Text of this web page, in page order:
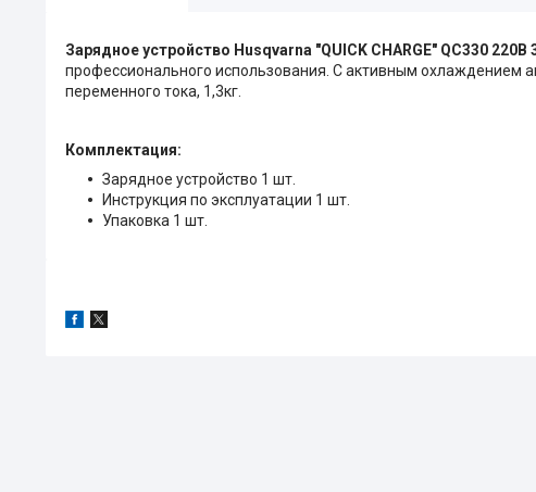
Зарядное устройство Husqvarna "QUICK CHARGE" QC330 220В
профессионального использования. С активным охлаждением
переменного тока, 1,3кг.
Комплектация:
Зарядное устройство 1 шт.
Инструкция по эксплуатации 1 шт.
Упаковка 1 шт.